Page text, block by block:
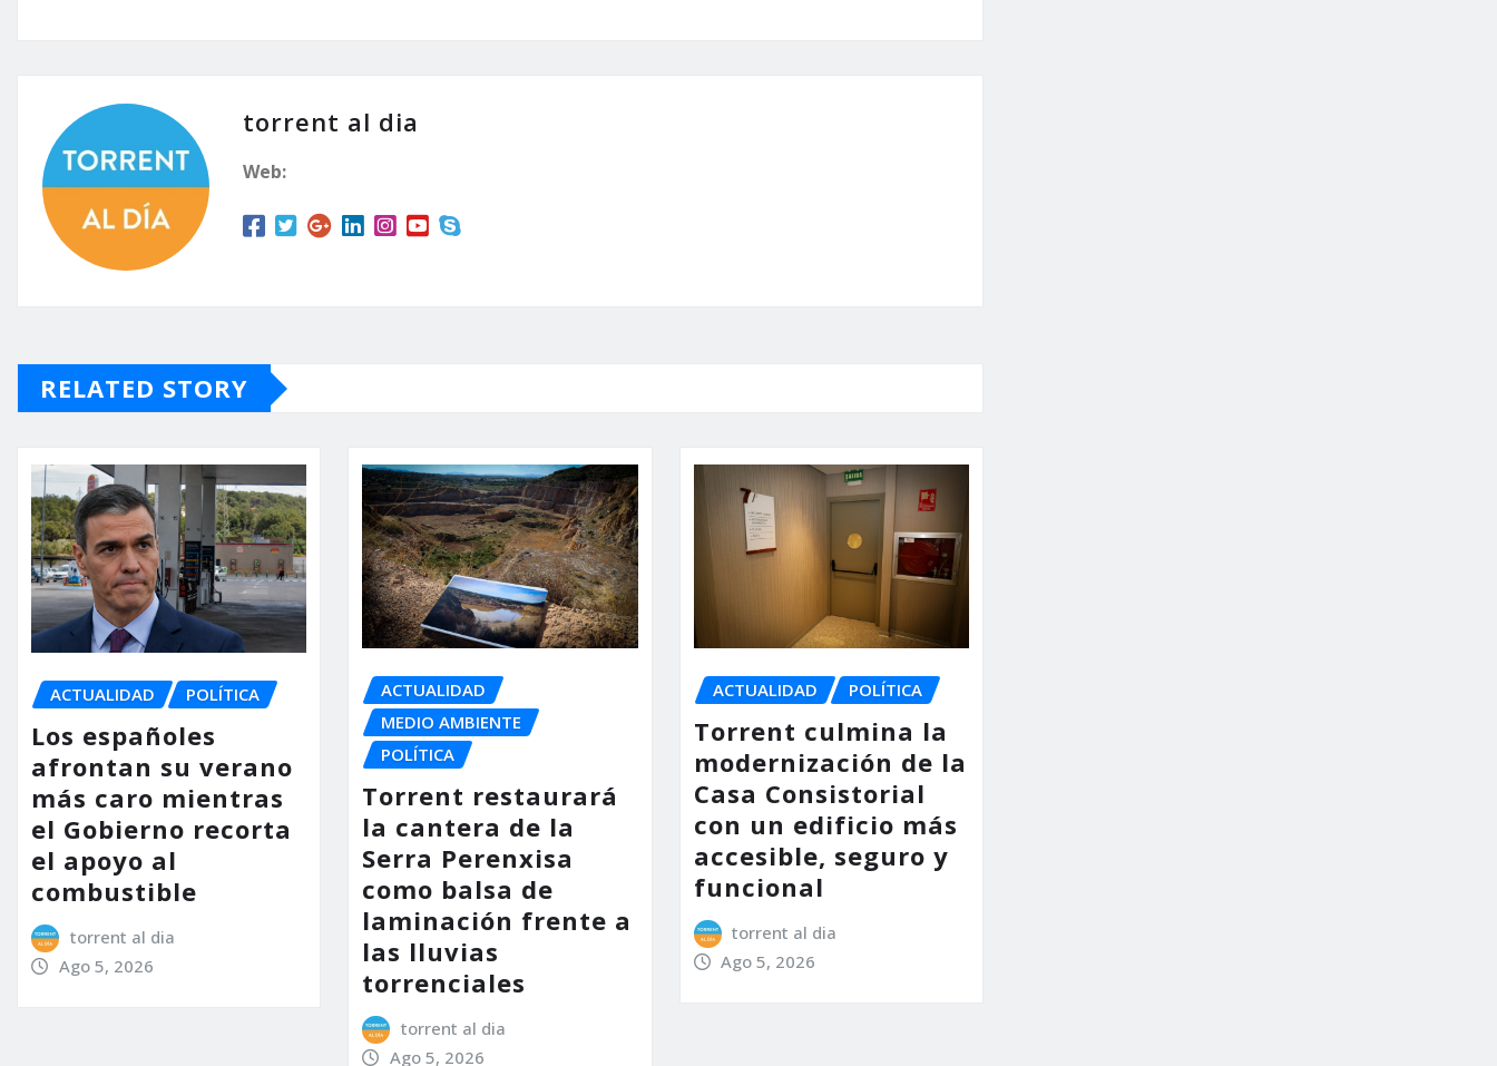
torrent al dia
Web:
RELATED STORY
ACTUALIDAD POLÍTICA
Los españoles
afrontan su verano
más caro mientras
el Gobierno recorta
el apoyo al
combustible
torrent al dia
Ago 5, 2026
ACTUALIDAD
MEDIO AMBIENTE
POLÍTICA
Torrent restaurará
la cantera de la
Serra Perenxisa
como balsa de
laminación frente a
las lluvias
torrenciales
torrent al dia
Ago 5, 2026
ACTUALIDAD POLÍTICA
Torrent culmina la
modernización de la
Casa Consistorial
con un edificio más
accesible, seguro y
funcional
torrent al dia
Ago 5, 2026